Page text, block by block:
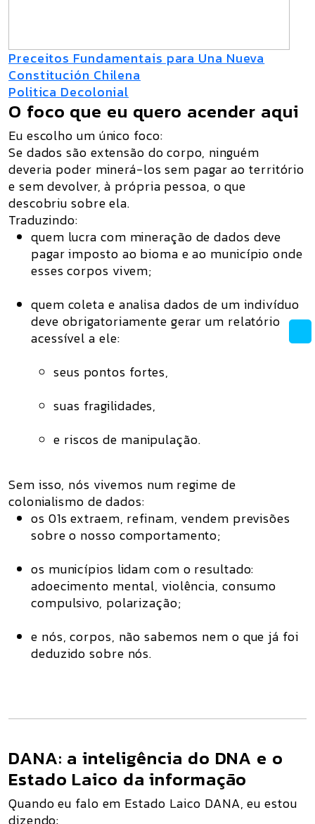
Preceitos Fundamentais para Una Nueva
Constitución Chilena
Politica Decolonial
O foco que eu quero acender aqui
Eu escolho um único foco:
Se dados são extensão do corpo, ninguém
deveria poder minerá-los sem pagar ao território
e sem devolver, à própria pessoa, o que
descobriu sobre ela.
Traduzindo:
quem lucra com mineração de dados deve
pagar imposto ao bioma e ao município onde
esses corpos vivem;
quem coleta e analisa dados de um indivíduo
deve obrigatoriamente gerar um relatório
acessível a ele:
seus pontos fortes,
suas fragilidades,
e riscos de manipulação.
Sem isso, nós vivemos num regime de
colonialismo de dados:
os 01s extraem, refinam, vendem previsões
sobre o nosso comportamento;
os municípios lidam com o resultado:
adoecimento mental, violência, consumo
compulsivo, polarização;
e nós, corpos, não sabemos nem o que já foi
deduzido sobre nós.
DANA: a inteligência do DNA e o
Estado Laico da informação
Quando eu falo em Estado Laico DANA, eu estou
dizendo: